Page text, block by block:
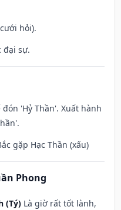
hỏi).
đại sự.
'Hỷ Thần'. Xuất hành
gặp Hạc Thần (xấu)
Phong
(Tý) Là giờ rất tốt lành,